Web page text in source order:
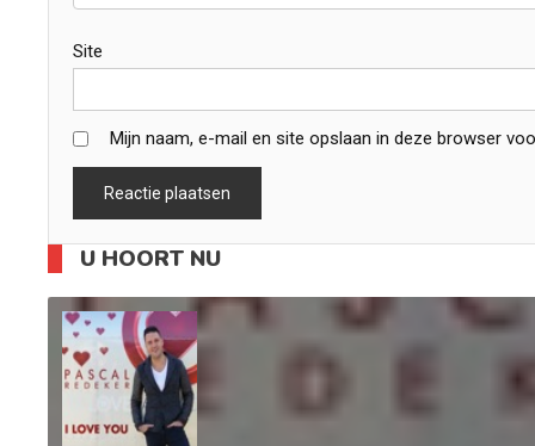
Site
Mijn naam, e-mail en site opslaan in deze browser
U HOORT NU